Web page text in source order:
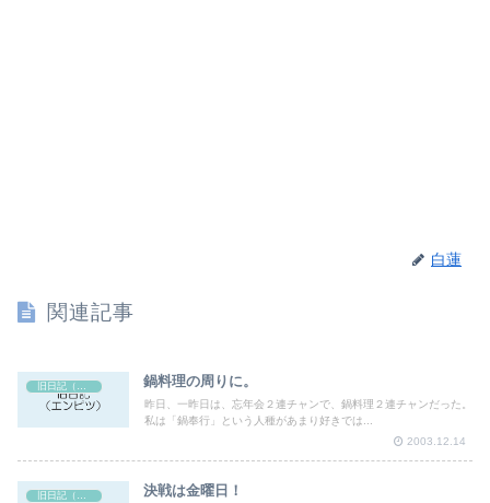
白蓮
関連記事
旧日記（エンピツ） 鍋料理の周りに。
昨日、一昨日は、忘年会２連チャンで、鍋料理２連チャンだった。
私は「鍋奉行」という人種があまり好きでは...
2003.12.14
旧日記（エンピツ） 決戦は金曜日！